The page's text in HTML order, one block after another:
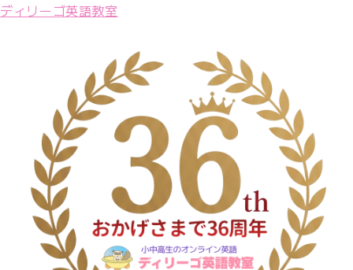
ディリーゴ英語教室